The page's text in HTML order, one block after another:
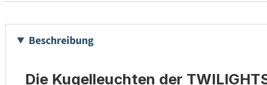
Beschreibung
Die Kugelleuchten der